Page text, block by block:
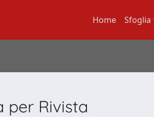
Home Sfoglia
per Rivista